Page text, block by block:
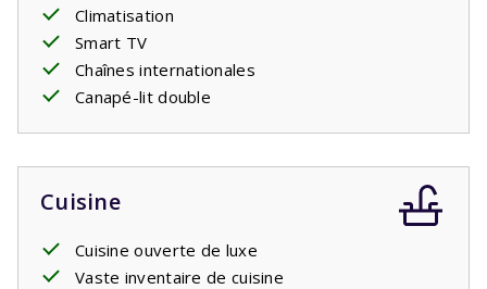
Climatisation
Smart TV
Chaînes internationales
Canapé-lit double
Cuisine
Cuisine ouverte de luxe
Vaste inventaire de cuisine